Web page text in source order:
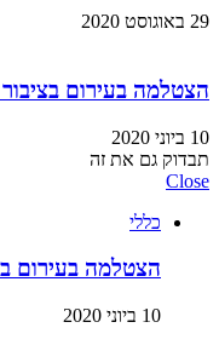
29 באוגוסט 2020
הצטלמה בעירום
10 ביוני 2020
תבדוק גם את זה
Close
כללי
הצטלמה בעירום
10 ביוני 2020